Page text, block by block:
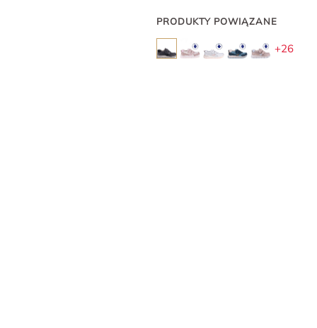
PRODUKTY POWIĄZANE
+26